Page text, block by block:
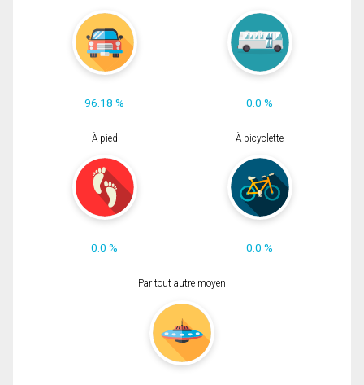
96.18 % 0.0 %
À pied
0.0 %
À bicyclette
0.0 %
Par tout autre moyen